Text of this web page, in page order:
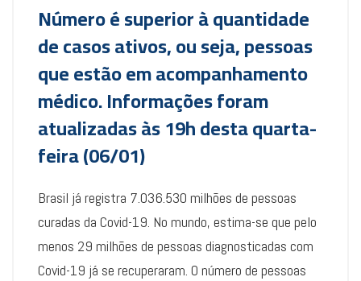
Número é superior à quantidade
de casos ativos, ou seja, pessoas
que estão em acompanhamento
médico. Informações foram
atualizadas às 19h desta quarta-
feira (06/01)
Brasil já registra 7.036.530 milhões de pessoas
curadas da Covid-19. No mundo, estima-se que pelo
menos 29 milhões de pessoas diagnosticadas com
Covid-19 já se recuperaram. O número de pessoas